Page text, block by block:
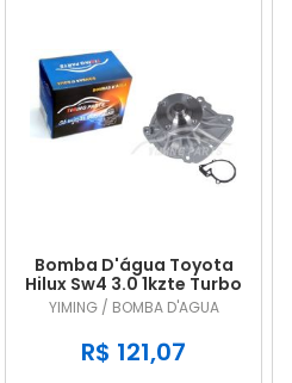
Bomba D'água Toyota
Hilux Sw4 3.0 1kzte Turbo
Diesel 97 A 02
YIMING / BOMBA D'AGUA
R$ 121,07